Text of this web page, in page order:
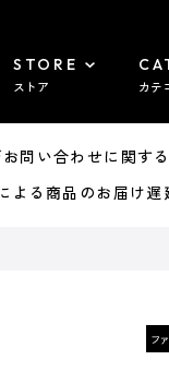
STORE
ストア カテ
問い合わせに関す
る商品のお届け遅